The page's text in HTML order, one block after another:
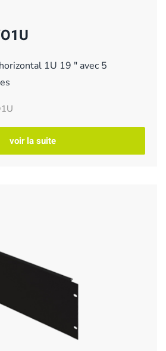
1U 19 " avec 5
voir la suite